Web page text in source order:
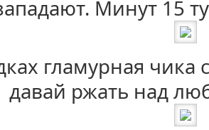
Минут 15
гламурная чика
давай ржать над